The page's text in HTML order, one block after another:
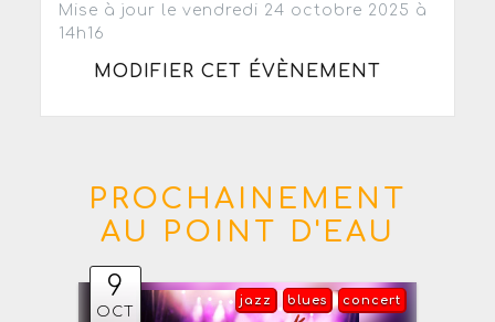
Mise à jour le vendredi 24 octobre 2025 à
14h16
MODIFIER CET ÉVÈNEMENT
PROCHAINEMENT
AU POINT D'EAU
9
OCT
concert
blues
jazz